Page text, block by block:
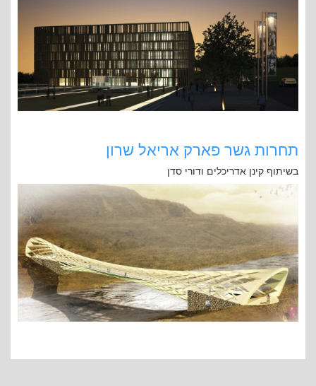
תחרות גשר פארק אריאל שרון
בשיתוף קינן אדריכלים ודורי סדן